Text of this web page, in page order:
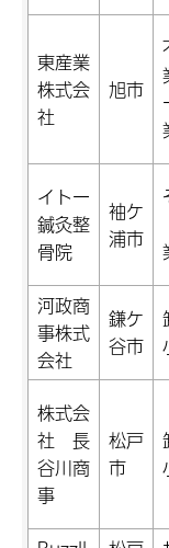
東産業
株式会
社
旭市
イトー
鍼灸整
骨院
袖ケ
浦市
河政商
事株式
会社
鎌ケ
谷市
株式会
社 長
谷川商
事
松戸
市